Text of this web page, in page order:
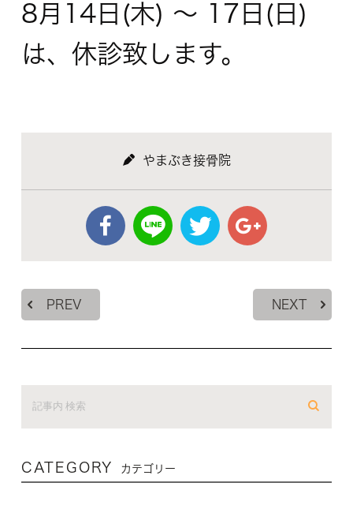
8月14日(木) ～ 17日(日)
は、休診致します。
やまぶき接骨院
PREV NEXT
CATEGORY カテゴリー